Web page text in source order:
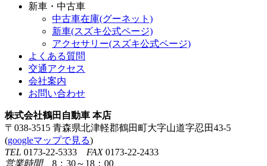
新車・中古車
中古車在庫(グーネット)
新車(スズキ公式ページ)
アクセサリー(スズキ公式ページ)
よくある質問
交通アクセス
会社案内
お問い合わせ
株式会社鶴田自動車 本店
〒038-3515 青森県北津軽郡鶴田町大字山道字忍田43-5
(googleマップで見る)
TEL 0173-22-5333 FAX0173-22-2433
営業時間8：30～18：00